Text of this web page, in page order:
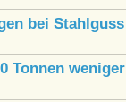
bei Stahlguss
Tonnen weniger